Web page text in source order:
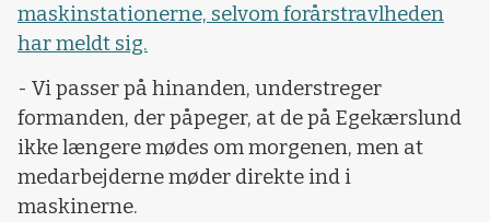
maskinstationerne, selvom forårstravlheden
har meldt sig.
- Vi passer på hinanden, understreger
formanden, der påpeger, at de på Egekærslund
ikke længere mødes om morgenen, men at
medarbejderne møder direkte ind i
maskinerne.